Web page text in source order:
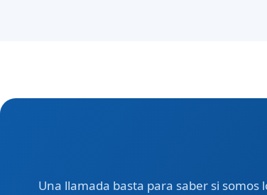
Una llamada basta para saber si